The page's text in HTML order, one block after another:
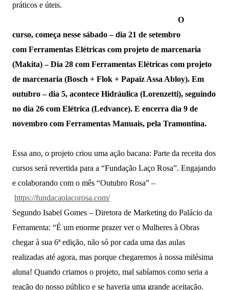
práticos e úteis.
O
curso, começa nesse sábado –dia 21 de setembro
com Ferramentas Elétricas com projeto de marcenaria
(Makita)– Dia 28 com Ferramentas Elétricas com projeto
de marcenaria (Bosch + Flok + Papaiz Assa Abloy). Em
outubro – dia 5, acontece Hidráulica (Lorenzetti), seguindo
no dia 26 com Elétrica (Ledvance). E encerra dia 9 de
novembro com Ferramentas Manuais, pela Tramontina.
Essa ano, o projeto criou uma ação bacana: Parte da receita dos
cursos será revertida para a “Fundação Laço Rosa”. Engajando
e colaborando com o mês “Outubro Rosa” –
https://fundacaolacorosa.com/
Segundo Isabel Gomes – Diretora de Marketing do Palácio da
Ferramenta: “É um enorme prazer ver o Mulheres à Obras
chegar à sua 6ª edição, não só por cada uma das aulas
realizadas até agora, mas porque chegaremos à nossa milésima
aluna! Quando criamos o projeto, mal sabíamos como seria a
reação do nosso público e se haveria uma grande aceitação.